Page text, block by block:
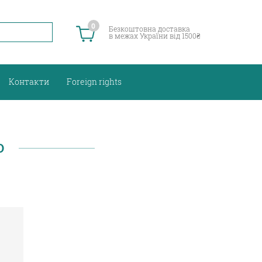
0 Безкоштовна доставка
в межах України від 1500₴
Контакти Foreign rights